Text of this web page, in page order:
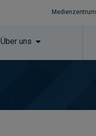
Medienzentrum
Über uns